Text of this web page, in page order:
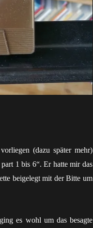
(dazu später mehr)
1 bis 6“. Er hatte mir das
beigelegt mit der Bitte um
es wohl um das besagte